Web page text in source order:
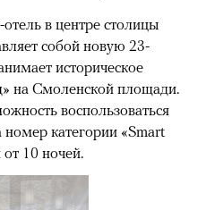
в центре столицы
собой новую 23-
историческое
на Смоленской площади.
воспользоваться
категории «Smart
10 ночей.